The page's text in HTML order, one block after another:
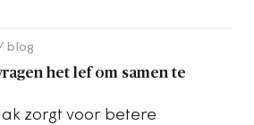
blog
het lef om samen te
zorgt voor betere